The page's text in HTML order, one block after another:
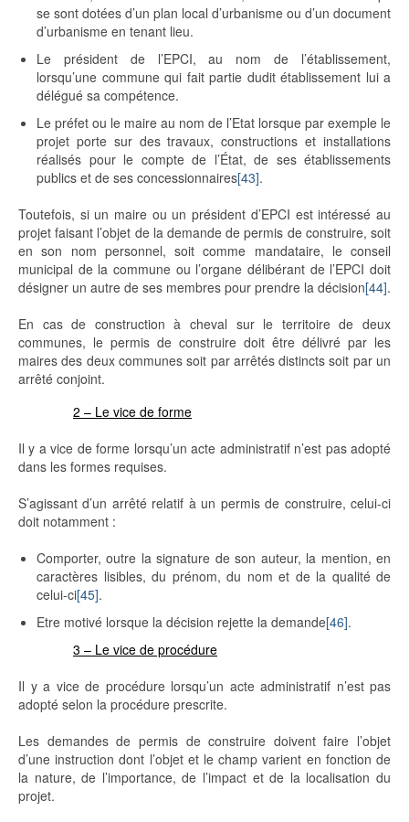
se sont dotées d’un plan local d’urbanisme ou d’un document
d’urbanisme en tenant lieu.
Le président de l’EPCI, au nom de l’établissement,
lorsqu’une commune qui fait partie dudit établissement lui a
délégué sa compétence.
Le préfet ou le maire au nom de l’Etat lorsque par exemple le
projet porte sur des travaux, constructions et installations
réalisés pour le compte de l’État, de ses établissements
publics et de ses concessionnaires[43].
Toutefois, si un maire ou un président d’EPCI est intéressé au
projet faisant l’objet de la demande de permis de construire, soit
en son nom personnel, soit comme mandataire, le conseil
municipal de la commune ou l’organe délibérant de l’EPCI doit
désigner un autre de ses membres pour prendre la décision[44].
En cas de construction à cheval sur le territoire de deux
communes, le permis de construire doit être délivré par les
maires des deux communes soit par arrêtés distincts soit par un
arrêté conjoint.
2 – Le vice de forme
Il y a vice de forme lorsqu’un acte administratif n’est pas adopté
dans les formes requises.
S’agissant d’un arrêté relatif à un permis de construire, celui-ci
doit notamment :
Comporter, outre la signature de son auteur, la mention, en
caractères lisibles, du prénom, du nom et de la qualité de
celui-ci[45].
Etre motivé lorsque la décision rejette la demande[46].
3 – Le vice de procédure
Il y a vice de procédure lorsqu’un acte administratif n’est pas
adopté selon la procédure prescrite.
Les demandes de permis de construire doivent faire l’objet
d’une instruction dont l’objet et le champ varient en fonction de
la nature, de l’importance, de l’impact et de la localisation du
projet.